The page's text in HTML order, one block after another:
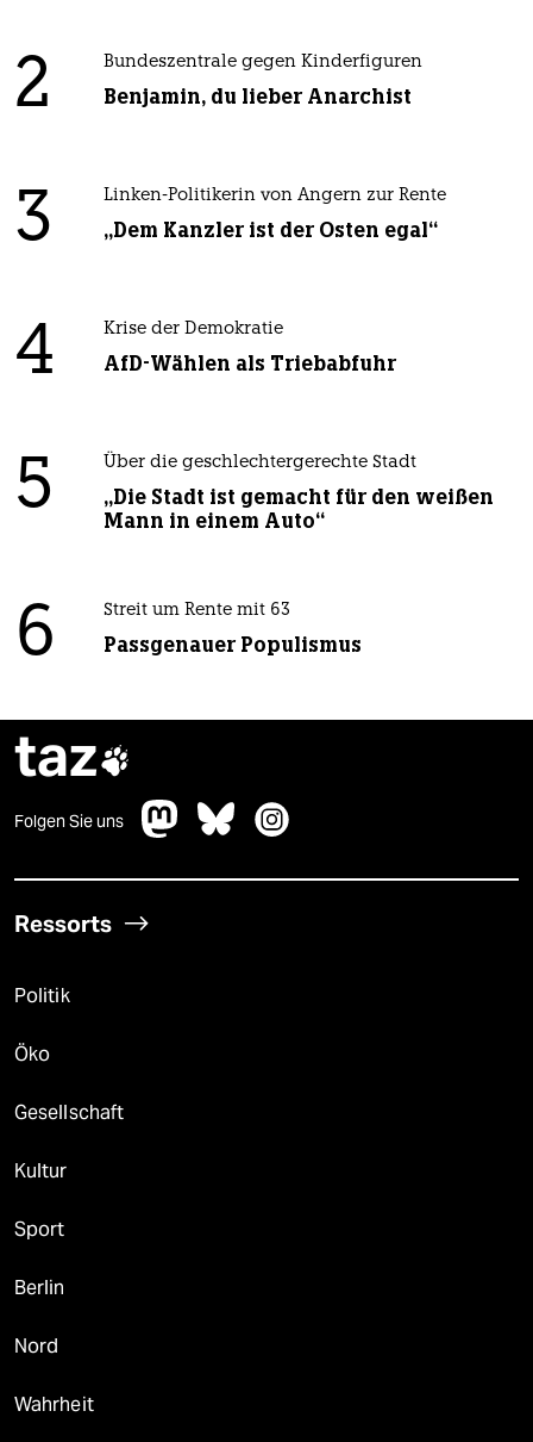
2 Bundeszentrale gegen Kinderfiguren
Benjamin, du lieber Anarchist
3 Linken-Politikerin von Angern zur Rente
„Dem Kanzler ist der Osten egal“
4 Krise der Demokratie
AfD-Wählen als Triebabfuhr
5 Über die geschlechtergerechte Stadt
„Die Stadt ist gemacht für den weißen
Mann in einem Auto“
6 Streit um Rente mit 63
Passgenauer Populismus
taz
Folgen Sie uns
Ressorts
Politik
Öko
Gesellschaft
Kultur
Sport
Berlin
Nord
Wahrheit